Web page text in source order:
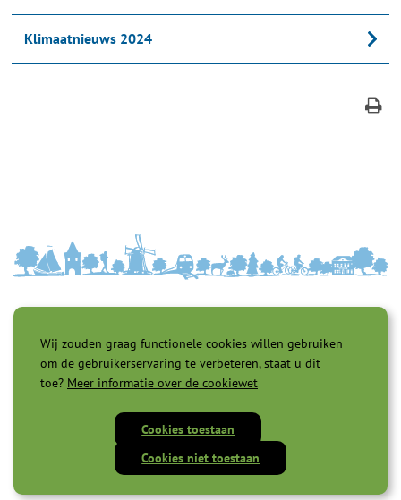
Wij zouden graag functionele cookies willen gebruiken
om de gebruikerservaring te verbeteren, staat u dit
toe? Meer informatie over de cookiewet
Cookies toestaan
Cookies niet toestaan
Klimaatnieuws 2024
Proclaimer |